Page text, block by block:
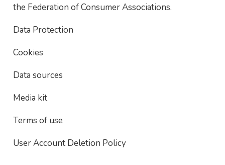
the Federation of Consumer Associations.
Data Protection
Cookies
Data sources
Media kit
Terms of use
User Account Deletion Policy